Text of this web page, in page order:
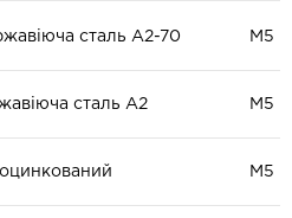
сталь A2-70 М5
сталь А2 М5
М5